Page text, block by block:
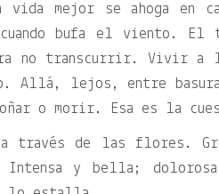
vida mejor se ahoga en
bufa el viento. El
no transcurrir. Vivir a
Allá, lejos, entre
o morir. Esa es la
a través de las flores.
Intensa y bella;